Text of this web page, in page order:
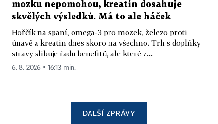
mozku nepomohou, kreatin dosahuje
skvělých výsledků. Má to ale háček
Hořčík na spaní, omega-3 pro mozek, železo proti
únavě a kreatin dnes skoro na všechno. Trh s doplňky
stravy slibuje řadu benefitů, ale které z...
6. 8. 2026 ▪ 16:13 min.
DALŠÍ ZPRÁVY